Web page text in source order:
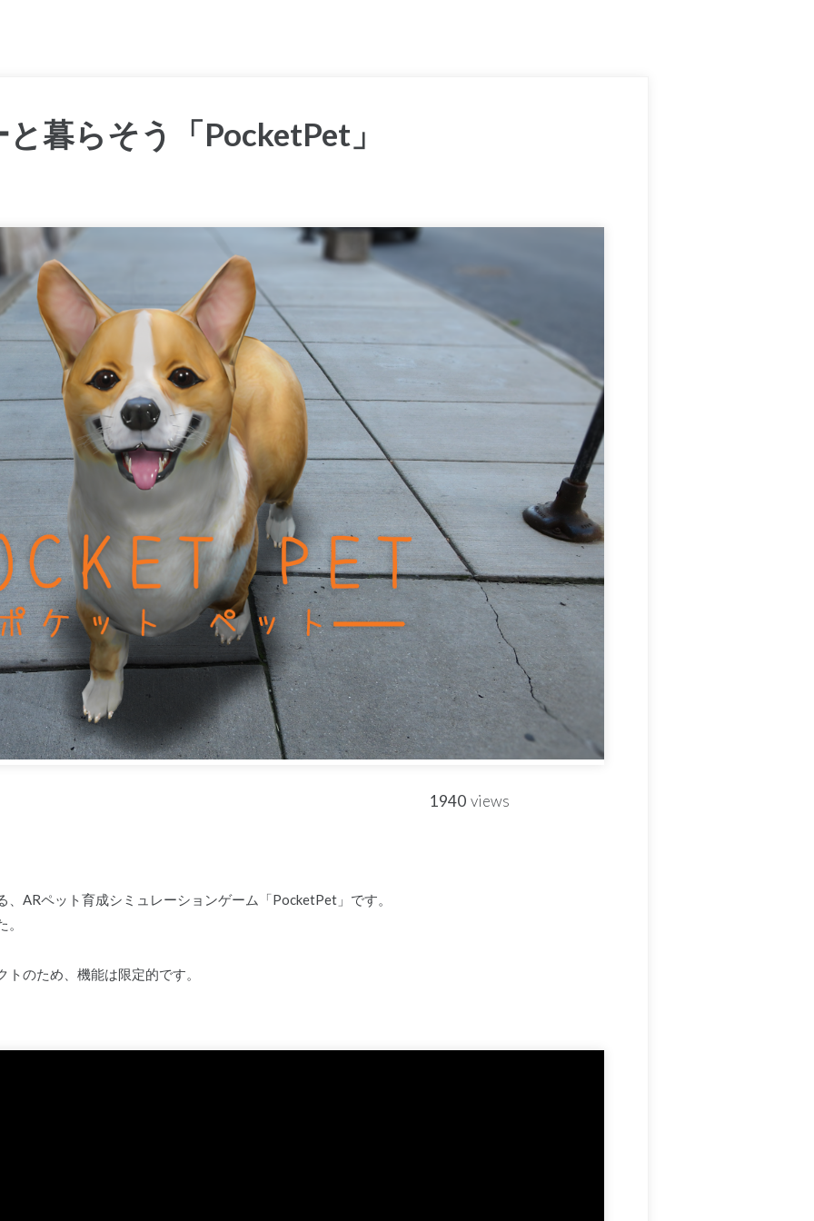
暮らそう「PocketPet」
1940 views
ARペット育成シミュレーションゲーム「PocketPet」です。
のため、機能は限定的です。